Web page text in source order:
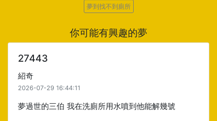
夢到找不到廁所
你可能有興趣的夢
27443
紹奇
2026-07-29 16:44:11
夢過世的三伯 我在洗廁所用水噴到他能解幾號